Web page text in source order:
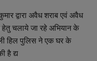
द्वारा अवैध शराब एवं अवैध
चलाये जा रहे अभियान के
हिल पुलिस ने एक घर के
है द्य